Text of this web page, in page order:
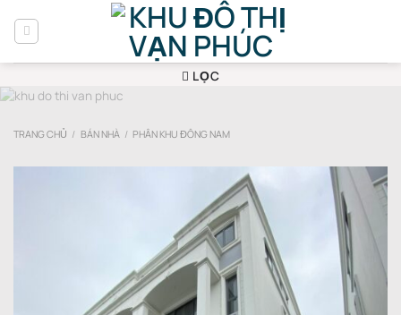
qua
nội
dung
LỌC
TRANG CHỦ / BÁN NHÀ / PHÂN KHU ĐÔNG NAM